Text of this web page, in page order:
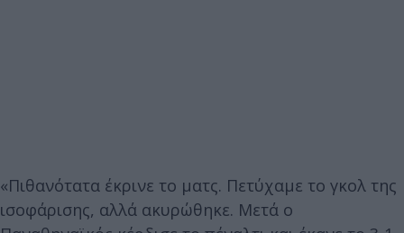
«Πιθανότατα έκρινε το ματς. Πετύχαμε το γκολ της
ισοφάρισης, αλλά ακυρώθηκε. Μετά ο